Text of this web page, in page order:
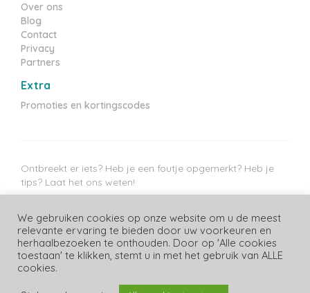
Over ons
Blog
Contact
Privacy
Partners
Extra
Promoties en kortingscodes
Ontbreekt er iets? Heb je een foutje opgemerkt? Heb je
tips? Laat het ons weten!
Laatste prijzen update: 07/08/2026
We gebruiken cookies op onze website om u de meest
relevante ervaring te bieden door uw voorkeuren en
herhaalbezoeken te onthouden. Door op 'Alle cookies
toestaan' te klikken, stemt u in met het gebruik van ALLE
cookies.